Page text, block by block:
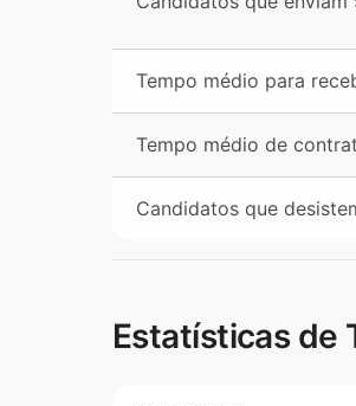
Tempo médio para
Tempo médio de
Candidatos que
Estatísticas de